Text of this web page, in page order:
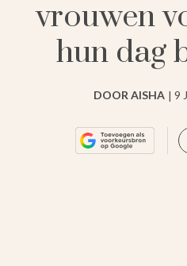
vrouwen
hun dag
DOOR AISHA 9